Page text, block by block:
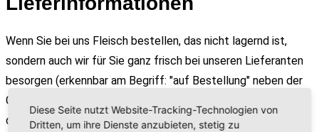
Wenn Sie bei uns Fleisch bestellen, das nicht lagernd ist,
sondern auch wir für Sie ganz frisch bei unseren Lieferanten
besorgen (erkennbar am Begriff: "auf Bestellung" neben der
Gewichtsangabe), können wir Sie nur dann rechtzeitig vor
dem Wochenende mit Ihrem Fleisch-Paket beliefern, wenn
Diese Seite nutzt Website-Tracking-Technologien von
Dritten, um ihre Dienste anzubieten, stetig zu